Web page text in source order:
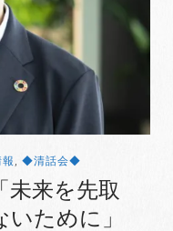
, ◆清話会◆
未来を先取
ために」